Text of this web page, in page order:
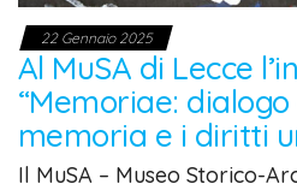
22 Gennaio 2025
Al MuSA di Lecce
“Memoriae:
memoria e i diritti
Il MuSA – Museo Storico-